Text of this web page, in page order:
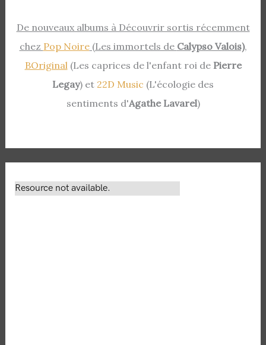
De nouveaux albums à Découvrir sortis récemment
chez Pop Noire(Les immortels de Calypso Valois),
BOriginal(Les caprices de l'enfant roi de Pierre
Legay) et 22D Music (L'écologie des
sentiments d'Agathe Lavarel)